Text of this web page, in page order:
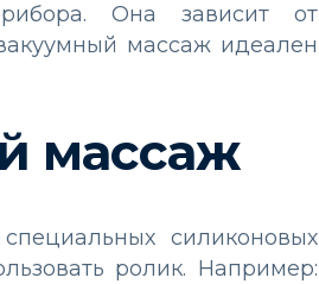
Она зависит от
массаж идеален
массаж
силиконовых
ролик. Например: